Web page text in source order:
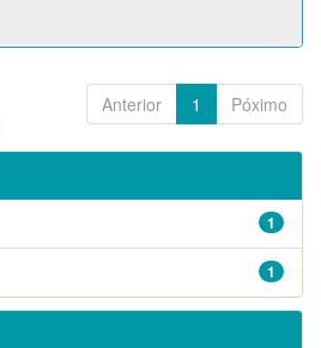
Anterior 1 Póximo
1
1